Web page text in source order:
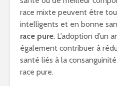
race mixte peuvent être
intelligents et en bonne
race pure. L’adoption d’un
également contribuer à
santé liés à la
race pure.